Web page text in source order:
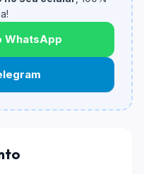
de itens participantes
especificos podem
WhatsApp